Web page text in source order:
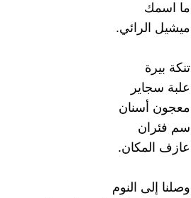
ما اسمك
ميشيل الرائي.
تنكة بيرة
علبة سجاير
معجون أسنان
سم فئران
عازف المكان.
وصلنا إلى النوم